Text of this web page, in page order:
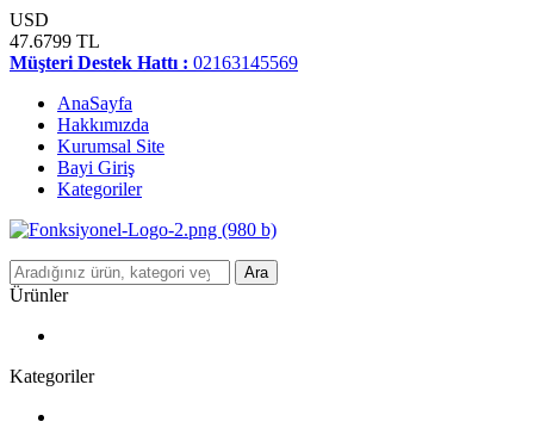
USD
47.6799 TL
Müşteri Destek Hattı : 02163145569
AnaSayfa
Hakkımızda
Kurumsal Site
Bayi Giriş
Kategoriler
Ara
Ürünler
Kategoriler